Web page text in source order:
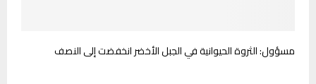
مسؤول: الثروة الحيوانية في الجبل الأخضر انخفضت إلى النصف